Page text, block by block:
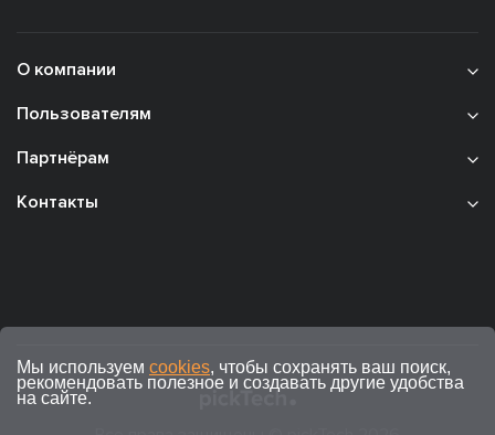
О компании
Пользователям
Партнёрам
Контакты
Мы используем cookies, чтобы сохранять ваш поиск,
рекомендовать полезное и создавать другие удобства
на сайте.